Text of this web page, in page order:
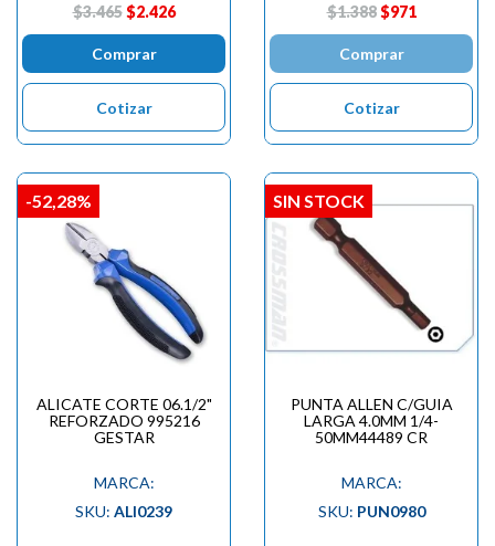
$3.465 $2.426
Comprar
Cotizar
$1.388 $971
Comprar
Cotizar
ALICATE CORTE 06.1/2"
REFORZADO 995216
GESTAR
MARCA:
SKU: ALI0239
-52,28%
PUNTA ALLEN C/GUIA
LARGA 4.0MM 1/4-
50MM44489 CR
MARCA:
SKU: PUN0980
SIN STOCK